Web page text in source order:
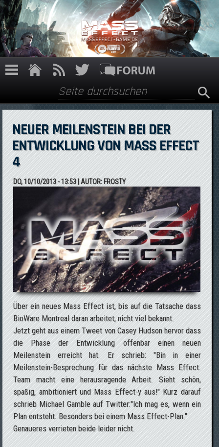
Direkt zum Inhalt
Suchformular
Suche
NEUER MEILENSTEIN BEI DER
ENTWICKLUNG VON MASS EFFECT
4
DO, 10/10/2013 - 13:53| AUTOR: FROSTY
Über ein neues Mass Effect ist, bis auf die Tatsache dass
BioWare Montreal daran arbeitet, nicht viel bekannt.
Jetzt geht aus einem Tweet von Casey Hudson hervor dass
die Phase der Entwicklung offenbar einen neuen
Meilenstein erreicht hat. Er schrieb: "Bin in einer
Meilenstein-Besprechung für das nächste Mass Effect.
Team macht eine herausragende Arbeit. Sieht schön,
spaßig, ambitioniert und Mass Effect-y aus!" Kurz darauf
schrieb Michael Gamble auf Twitter:"Ich mag es, wenn ein
Plan entsteht. Besonders bei einem Mass Effect-Plan."
Genaueres verrieten beide leider nicht.